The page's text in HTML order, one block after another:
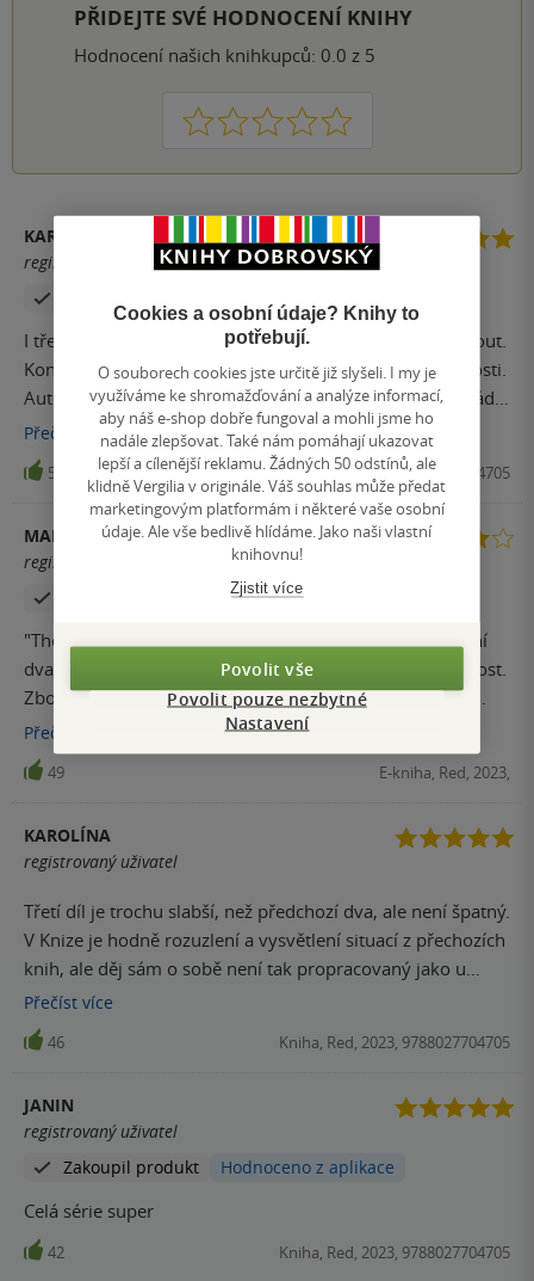
PŘIDEJTE SVÉ HODNOCENÍ KNIHY
Hodnocení našich knihkupců: 0.0 z 5
1 2 3 4 5
KAROLÍNA HRDLIČKOVÁ
registrovaný uživatel
I třetí díl se četl samo. Nejde od této série knihu odtrhnout.
Konečně se dozvíme celý příběh,jak tomu bylo v minulosti.
Autorku jsem si moc oblíbila a doufám, že budou překládat
i další knížky do češtiny, protože jsem viděla že je ještě víc
dílů a to například příběh o Kim, což by mě taky dost
zajímalo,tak uvidíme. Každopádně série patří mezi ty
nejlepší a budu ráda,když se najdou další podobné knížky.
Přečíst více
51 Kniha, Red, 2023, 9788027704705
MARTINA
registrovaný uživatel
"The truth screws you over before it sets you free." První
dva díly byly za mě průměr, ale tenhle díl byl vážně skvost.
Zbožňuju celou tu jejich partu a už se těším na příběhy
ostatních. Elsu jsem občas nechápala, ale jinak byla pořád
stejně fajn. Aiden byl úžasný v této knize. Ten konec byl
pro mě jedno velké COŽE? :D Za mě fakt super. Btw Ronan
Přečíst
49 E-kniha, Red, 2023,
KAROLÍNA
registrovaný uživatel
Třetí díl je trochu slabší, než předchozí dva, ale není špatný.
V Knize je hodně rozuzlení a vysvětlení situací z přechozích
knih, ale děj sám o sobě není tak propracovaný jako u
předchozích dílů. Na konci knížky jsem měla rozpačité
pocity, protože krom Aidna a Elsy jsme se vlastně o nikom
dalším nic nedozvěděli, ale Rina Kent napsala další knížky 3
ale doufám, že se to brzy změní. :) Každopádně série stojí
za přečtení :)
Přečíst více
46 Kniha, Red, 2023, 9788027704705
JANIN
registrovaný uživatel
Zakoupil produkt
Hodnoceno z aplikace
Celá série super
42 Kniha, Red, 2023, 9788027704705
Cookies a osobní údaje? Knihy to
potřebují.
O souborech cookies jste určitě již slyšeli. I my je
využíváme ke shromažďování a analýze informací,
aby náš e-shop dobře fungoval a mohli jsme ho
nadále zlepšovat. Také nám pomáhají ukazovat
lepší a cílenější reklamu. Žádných 50 odstínů, ale
klidně Vergilia v originále. Váš souhlas může předat
marketingovým platformám i některé vaše osobní
údaje. Ale vše bedlivě hlídáme. Jako naši vlastní
knihovnu!
Zjistit více
Povolit vše
Povolit pouze nezbytné
Nastavení